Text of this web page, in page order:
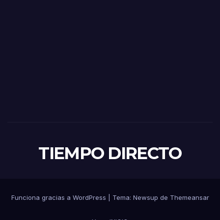
TIEMPO DIRECTO
Funciona gracias a WordPress Tema: Newsup de Themeansar